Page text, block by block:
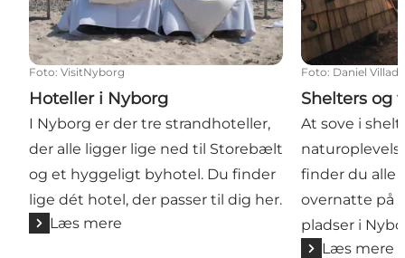
Foto: VisitNyborg
Hoteller i Nyborg
I Nyborg er der tre strandhoteller,
der alle ligger lige ned til Storebælt
og et hyggeligt byhotel. Du finder
lige dét hotel, der passer til dig her.
Læs mere
Foto: Daniel
Shelters og
At sove i
finder du alle
overnatte på
pladser i
Læs mere